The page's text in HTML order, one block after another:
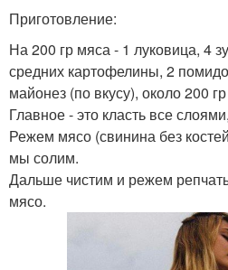
Приготовление:
На 200 гр мяса - 1 луковица, 4
средних картофелины, 2
майонез (по вкусу), около 200
Главное - это класть все
Режем мясо (свинина без
мы солим.
Дальше чистим и режем
мясо.